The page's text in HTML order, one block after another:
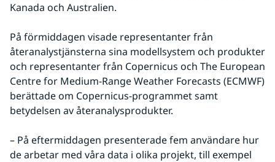
Kanada och Australien.
På förmiddagen visade representanter från
återanalystjänsterna sina modellsystem och produkter
och representanter från Copernicus och The European
Centre for Medium-Range Weather Forecasts (ECMWF)
berättade om Copernicus-programmet samt
betydelsen av återanalysprodukter.
– På eftermiddagen presenterade fem användare hur
de arbetar med våra data i olika projekt, till exempel